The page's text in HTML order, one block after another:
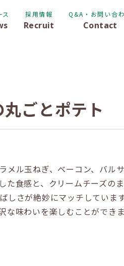
ス 採用情報
Recruit
Q&A・お問い合
Contact
ごとポテト
メル玉ねぎ、ベーコン、バル
た食感と、クリームチーズの
しさが絶妙にマッチしていま
味わいを楽しむことができま